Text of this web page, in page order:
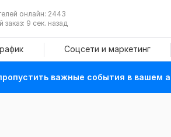
онлайн: 2443
заказ: 9 сек. назад
Соцсети и маркетинг
важные события в вашем